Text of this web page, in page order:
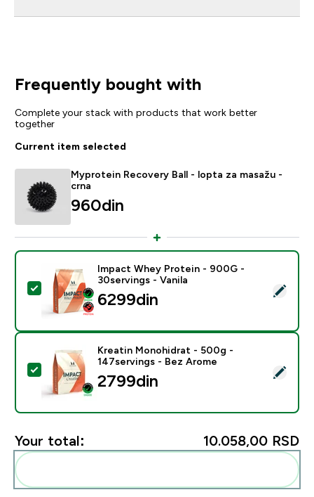
Frequently bought with
Complete your stack with products that work better
together
Current item selected
Myprotein Recovery Ball - lopta za masažu -
crna
960din‎
Select this product - Impact Whey Protein - 900G -
Impact Whey Protein - 900G -
30servings - Vanila
6299din‎
Select this product - Kreatin Monohidrat - 500g -
Kreatin Monohidrat - 500g -
147servings - Bez Arome
2799din‎
Your total: 10.058,00 RSD‎